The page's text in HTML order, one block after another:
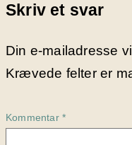
Skriv et svar
Din e-mailadresse
Krævede felter er
Kommentar *